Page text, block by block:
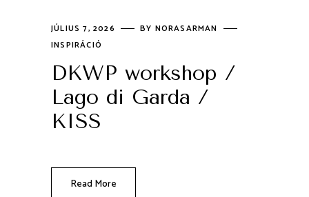
JÚLIUS 7, 2026 BY NORASARMAN
INSPIRÁCIÓ
DKWP workshop /
Lago di Garda /
KISS
Read More